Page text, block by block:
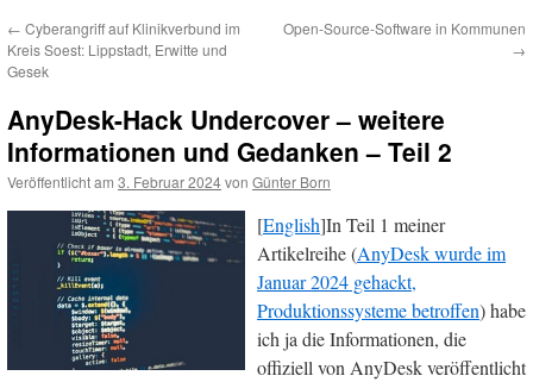
← Cyberangriff auf Klinikverbund im
Kreis Soest: Lippstadt, Erwitte und
Gesek
Open-Source-Software in Kommunen
→
AnyDesk-Hack Undercover – weitere
Informationen und Gedanken – Teil 2
Veröffentlicht am 3. Februar 2024von Günter Born
[English]In Teil 1 meiner
Artikelreihe (AnyDesk wurde im
Januar 2024 gehackt,
Produktionssysteme betroffen) habe
ich ja die Informationen, die
offiziell von AnyDesk veröffentlicht